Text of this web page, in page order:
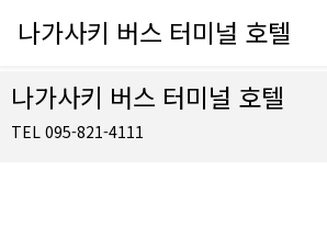
나가사키 버스 터미널 호텔
나가사키 버스 터미널 호텔
TEL 095-821-4111